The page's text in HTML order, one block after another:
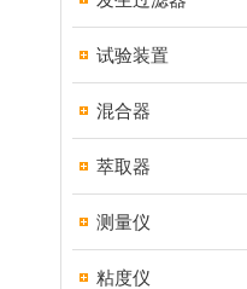
试验装置
混合器
萃取器
测量仪
粘度仪